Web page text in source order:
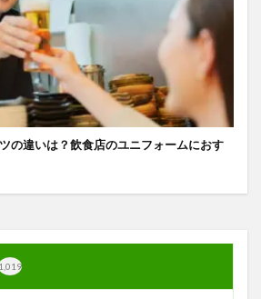
の違いは？飲食店のユニフォームにおす